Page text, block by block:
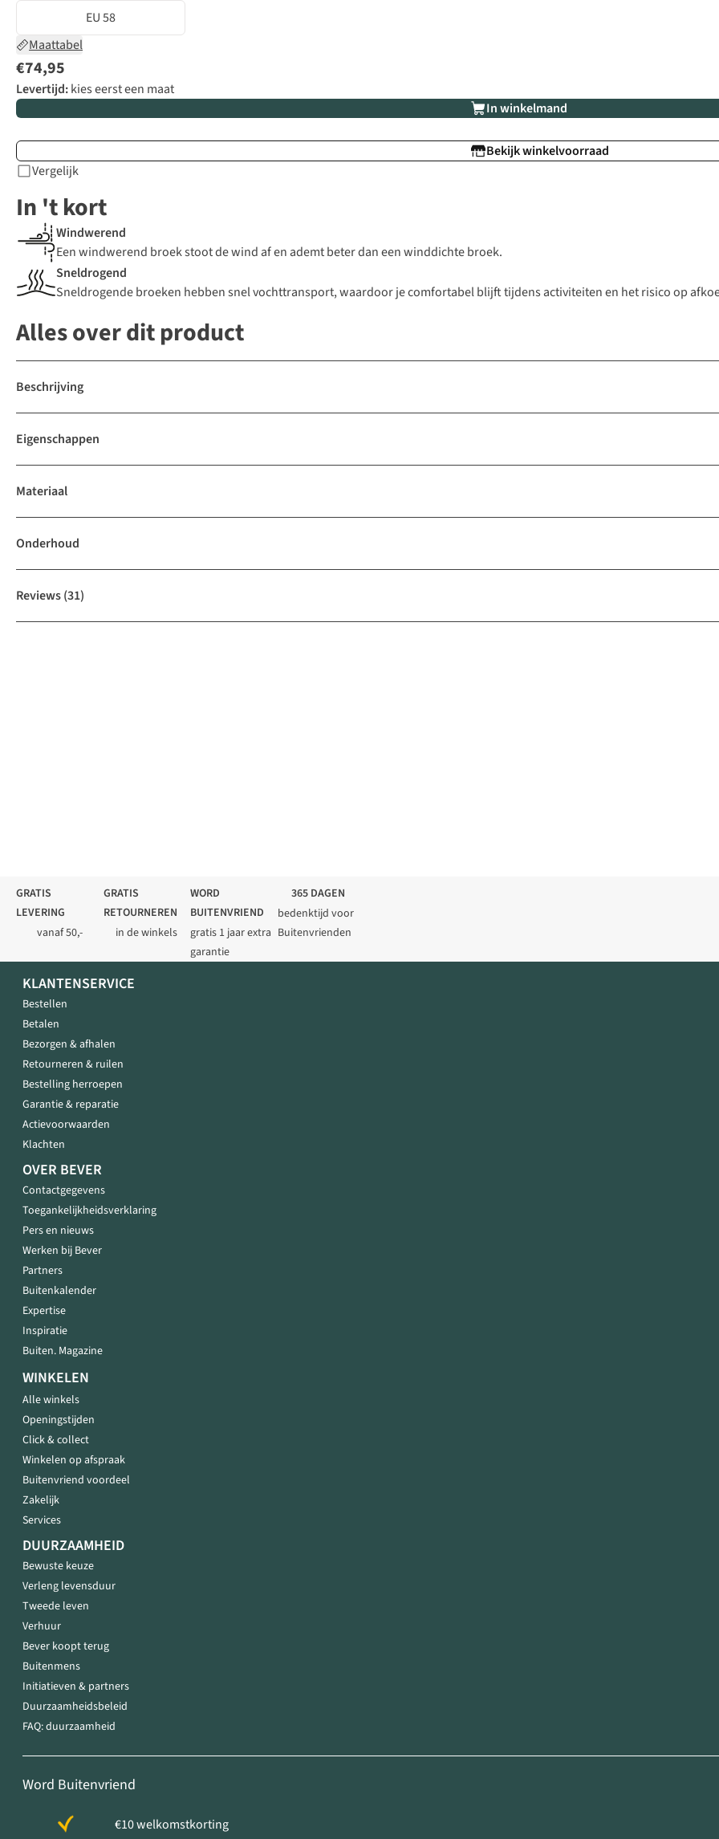
EU 58
Maattabel
€74,95
Levertijd:kies eerst een maat
In winkelmand
Bekijk winkelvoorraad
Vergelijk
In 't kort
Windwerend
Een windwerend broek stoot de wind af en ademt beter dan een winddichte broek.
Sneldrogend
Sneldrogende broeken hebben snel vochttransport, waardoor je comfortabel blijft tijdens activiteiten en het risico op
Alles over dit product
Beschrijving
Eigenschappen
Materiaal
Onderhoud
Reviews(31)
GRATIS
LEVERING
vanaf 50,-
GRATIS
RETOURNEREN
in de winkels
WORD
BUITENVRIEND
gratis 1 jaar extra
garantie
365 DAGEN
bedenktijd voor
Buitenvrienden
KLANTENSERVICE
Bestellen
Betalen
Bezorgen & afhalen
Retourneren & ruilen
Bestelling herroepen
Garantie & reparatie
Actievoorwaarden
Klachten
OVER BEVER
Contactgegevens
Toegankelijkheidsverklaring
Pers en nieuws
Werken bij Bever
Partners
Buitenkalender
Expertise
Inspiratie
Buiten. Magazine
WINKELEN
Alle winkels
Openingstijden
Click & collect
Winkelen op afspraak
Buitenvriend voordeel
Zakelijk
Services
DUURZAAMHEID
Bewuste keuze
Verleng levensduur
Tweede leven
Verhuur
Bever koopt terug
Buitenmens
Initiatieven & partners
Duurzaamheidsbeleid
FAQ: duurzaamheid
Word Buitenvriend
€10 welkomstkorting